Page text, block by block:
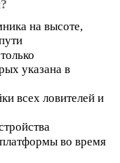
на высоте,
указана в
всех ловителей и
во время